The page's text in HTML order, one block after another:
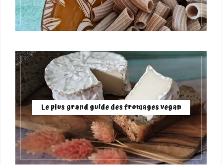
Le plus grand guide des fromages vegan